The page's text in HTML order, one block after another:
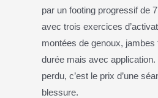
par un footing progressif de
avec trois exercices
montées de genoux,
durée mais avec application.
perdu, c’est le prix d’une
blessure.